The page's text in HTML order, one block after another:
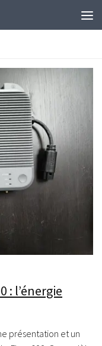
: l’énergie
présentation et un